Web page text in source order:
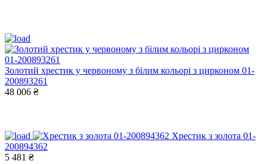
Золотий хрестик у червоному з білим кольорі з цирконом 01-
200893261
48 006 ₴
Хрестик з золота 01-
200894362
5 481 ₴